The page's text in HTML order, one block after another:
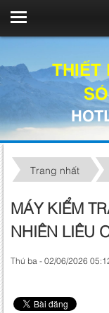
THIẾT
Trang nhất
MÁY KIỂM
NHIÊN LIÊU
Thứ ba - 02/06/2026